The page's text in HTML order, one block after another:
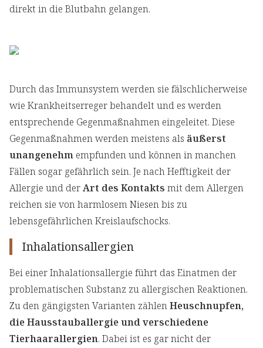
direkt in die Blutbahn gelangen.
Durch das Immunsystem werden sie fälschlicherweise
wie Krankheitserreger behandelt und es werden
entsprechende Gegenmaßnahmen eingeleitet. Diese
Gegenmaßnahmen werden meistens als äußerst
unangenehm empfunden und können in manchen
Fällen sogar gefährlich sein. Je nach Hefftigkeit der
Allergie und derArt des Kontakts mit dem Allergen
reichen sie von harmlosem Niesen bis zu
lebensgefährlichen Kreislaufschocks.
Inhalationsallergien
Bei einer Inhalationsallergie führt das Einatmen der
problematischen Substanz zu allergischen Reaktionen.
Zu den gängigsten Varianten zählenHeuschnupfen,
die Hausstauballergie und verschiedene
Tierhaarallergien. Dabei ist es gar nicht der